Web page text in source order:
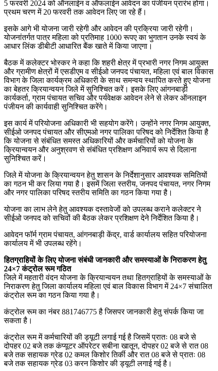
5 फरवरी 2024 को ऑनलाईन व ऑफलाईन आवेदन का पंजीयन प्रारंभ होगा।
प्रथम चरण में 20 फरवरी तक आवेदन लिए जा रहे हैं।
इसके आगे भी योजना जारी रहेगी और आवेदन की प्रक्रिया जारी रहेगी।
योजनांतर्गत पात्र महिला को प्रतिमाह 1000 रूपए का भुगतान उनके स्वयं के
आधार लिंक डीबीटी आधारित बैंक खाते में किया जाएगा।
बैठक में कलेक्टर भोस्कर ने कहा कि शहरी क्षेत्र में प्रभारी नगर निगम आयुक्त
और ग्रामीण क्षेत्रों में एसडीएम व सीईओ जनपद पंचायत, महिला एवं बाल विकास
विभाग के जिला कार्यक्रम अधिकारी के साथ समन्वय स्थापित करते हुए योजना
का बेहतर क्रियान्वयन जिले में सुनिश्चित करें। इसके लिए आंगनबाड़ी
कार्यकर्ता, ग्राम पंचायत सचिव और पर्यवेक्षक आवेदन लेने से लेकर ऑनलाइन
पंजीयन की कार्यवाही सुनिश्चित करेंगे।
इस कार्य में परियोजना अधिकारी भी सहयोग करेंगे। उन्होंने नगर निगम आयुक्त,
सीईओ जनपद पंचायत और सीएमओ नगर पालिका परिषद को निर्देशित किया है
कि योजना से संबंधित समस्त अधिकारियों और कर्मचारियों को योजना के
क्रियान्वयन और अनुश्रवण से संबंधित प्रशिक्षण अनिवार्य रूप से दिलाना
सुनिश्चित करें।
जिले में योजना के क्रियान्वयन हेतु शासन के निर्देशानुसार आवश्यक समितियों
का गठन भी कर लिया गया है। इसमें जिला स्तरीय, जनपद पंचायत, नगर निगम
और नगर पालिका परिषद स्तरीय समिति का गठन किया गया है।
योजना का लाभ लेने हेतु आवश्यक दस्तावेजों को उपलब्ध कराने कलेक्टर ने
सीईओ जनपद को सचिवों की बैठक लेकर प्रशिक्षण देने निर्देशित किया है।
आवेदन फॉर्म ग्राम पंचायत, आंगनबाड़ी केंद्र, वार्ड कार्यालय सहित परियोजना
कार्यालय में भी उपलब्ध रहेंगे।
हितग्राहियों के लिए योजना संबंधी जानकारी और समस्याओं के निराकरण हेतु
24×7 कंट्रोल रूम गठित
जिले में महतारी वंदन योजना के क्रियान्वयन तथा हितग्राहियों के समस्याओं के
निराकरण हेतु जिला कार्यालय महिला एवं बाल विकास विभाग में 24×7 संचालित
कंट्रोल रूम का गठन किया गया है।
कंट्रोल रूम का नंबर 881746775 है जिसपर जानकारी हेतु संपर्क किया जा
सकता है।
कंट्रोल रूम में कर्मचारियों की ड्यूटी लगाई गई है जिसमें प्रातः 08 बजे से
दोपहर 02 बजे तक कंप्यूटर ऑपरेटर सबीना खातून, दोपहर 02 बजे से रात 08
बजे तक सहायक ग्रेड 02 कमल किशोर तिर्की और रात 08 बजे से प्रातः 08
बजे तक सहायक ग्रेड 03 करन किशोर की ड्यूटी लगाई गई है।